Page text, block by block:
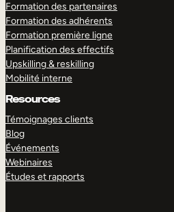
Formation des partenaires
Formation des adhérents
Formation première ligne
Planification des effectifs
Upskilling & reskilling
Mobilité interne
Resources
Témoignages clients
Blog
Événements
Webinaires
Études et rapports